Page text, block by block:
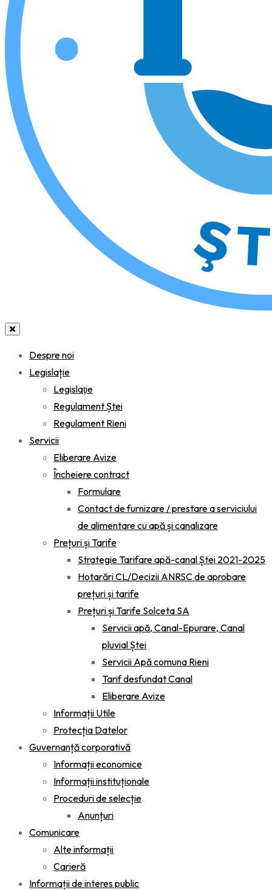
Despre noi
Legislație
Legislaţie
Regulament Ștei
Regulament Rieni
Servicii
Eliberare Avize
Încheiere contract
Formulare
Contact de furnizare / prestare a serviciului
de alimentare cu apă și canalizare
Prețuri și Tarife
Strategie Tarifare apă-canal Ștei 2021-2025
Hotarări CL/Decizii ANRSC de aprobare
prețuri și tarife
Prețuri și Tarife Solceta SA
Servicii apă, Canal-Epurare, Canal
pluvial Ștei
Servicii Apă comuna Rieni
Tarif desfundat Canal
Eliberare Avize
Informații Utile
Protecția Datelor
Guvernanță corporativă
Informații economice
Informații instituționale
Proceduri de selecție
Anunțuri
Comunicare
Alte informații
Carieră
Informații de interes public